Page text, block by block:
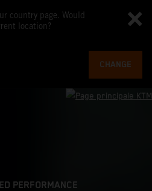
country page. Would
location?
CHANGE
PERFORMANCE